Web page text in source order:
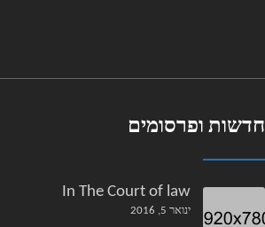
חדשות ופרסומים
In The Court of law
ינואר 5, 2016